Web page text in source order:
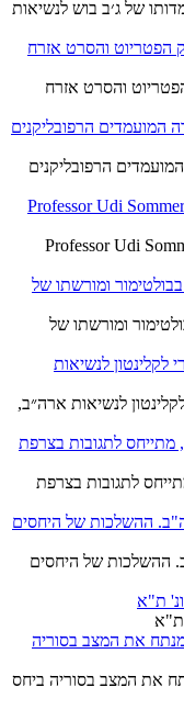
של ג׳ב בוש לנשיאות
והסרט אזרח
הרפובליקנים
Professor Udi
ומורשתו של
לנשיאות ארה״ב,
לתגובות בצרפת
ההשלכות של היחסים
את המצב בסוריה ביחס